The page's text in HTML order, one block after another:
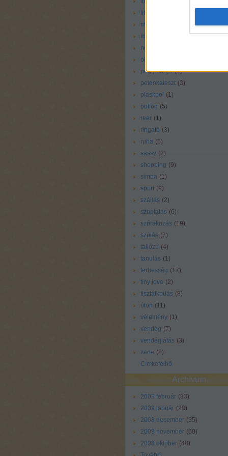
little tikes
magazin
még vállalható
nem rossz
oltás
peg perego (1)
pelenkateszt (3)
plaskool
(1)
puffog (5)
reer (1)
ringató (3)
ruha (6)
sassy (2)
shopping (9)
simba (1)
sport (9)
szállás (2)
szoptatás (6)
szórakozás (19)
szülés (7)
tallózó (4)
tanulás (1)
terhesség (17)
tiny love (2)
tisztálkodás (8)
úton (11)
vélemény (1)
vendég (7)
vendéglátás (3)
zene (8)
Címkefelhő
Archívum
2009 február (33)
2009 január (28)
2008 december (35)
2008 november (60)
2008 október (48)